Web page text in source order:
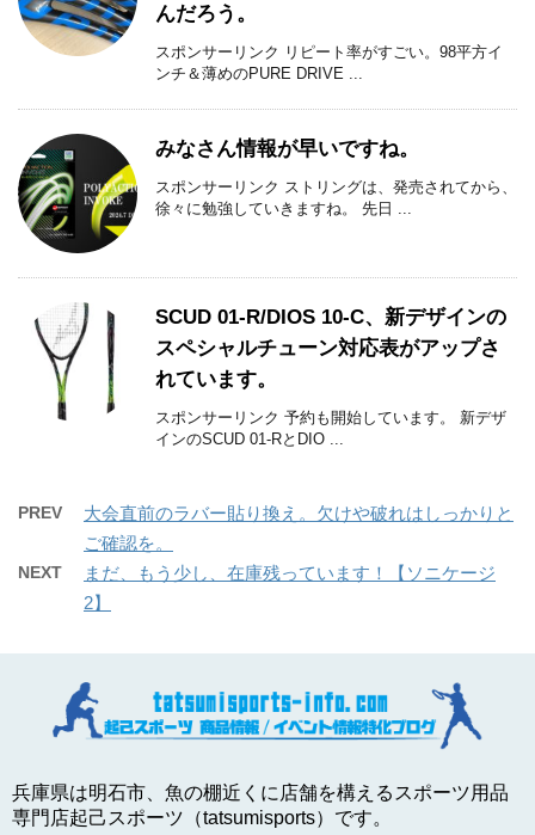
んだろう。
スポンサーリンク リピート率がすごい。98平方イ
ンチ＆薄めのPURE DRIVE ...
みなさん情報が早いですね。
スポンサーリンク ストリングは、発売されてから、
徐々に勉強していきますね。 先日 ...
SCUD 01-R/DIOS 10-C、新デザインの
スペシャルチューン対応表がアップさ
れています。
スポンサーリンク 予約も開始しています。 新デザ
インのSCUD 01-RとDIO ...
PREV
大会直前のラバー貼り換え。欠けや破れはしっかりと
ご確認を。
NEXT
まだ、もう少し、在庫残っています！【ソニケージ
2】
兵庫県は明石市、魚の棚近くに店舗を構えるスポーツ用品
専門店起己スポーツ（tatsumisports）です。